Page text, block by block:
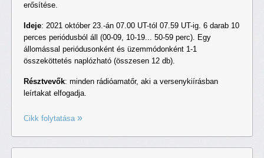
erősítése.
Ideje: 2021 október 23.-án 07.00 UT-tól 07.59 UT-ig. 6 darab 10
perces periódusból áll (00-09, 10-19... 50-59 perc). Egy
állomással periódusonként és üzemmódonként 1-1
összeköttetés naplózható (összesen 12 db).
Résztvevők: minden rádióamatőr, aki a versenykiírásban
leírtakat elfogadja.
Cikk folytatása